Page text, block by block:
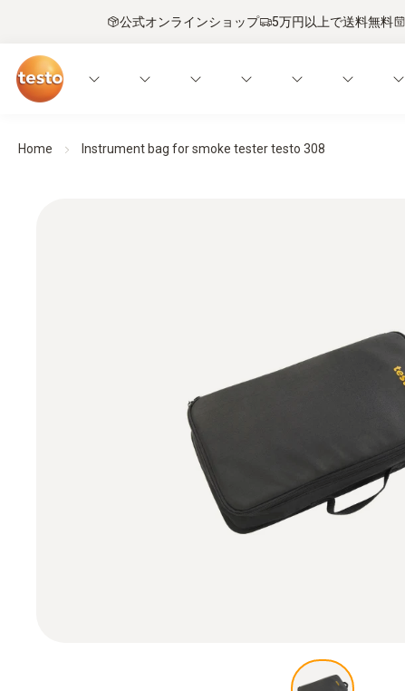
公式オンラインショップ 5万円以上で送料無料
Home Instrument bag for smoke tester testo 308